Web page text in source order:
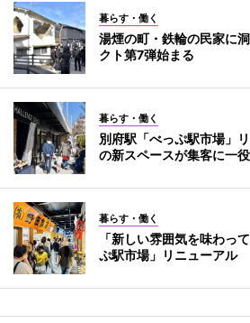
暮らす・働く
湯煙の町・鉄輪の民家に
クト第7弾始まる
暮らす・働く
別府駅「べっぷ駅市場」
の新スペースが集客に一役
暮らす・働く
「新しい雰囲気を味わ
ぷ駅市場」リニューアル